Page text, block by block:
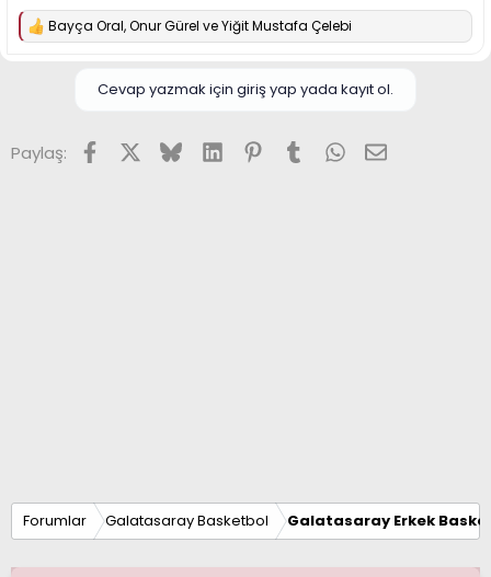
T
r
Bayça Oral,Onur Gürel veYiğit Mustafa Çelebi
Cevap yazmak için giriş yap yada kayıt ol.
Paylaş: FacebookX (Twitter)
BlueskyLinkedInPinterest
TumblrWhatsApp
E-posta
Forumlar Galatasaray Basketbol Galatasaray Erkek